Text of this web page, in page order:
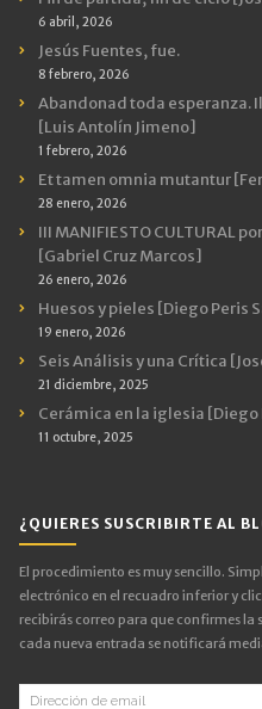
6 abril, 2026
Jesús Fuentes, fue.
8 febrero, 2026
Abandonad toda esperanza.
[Luis Antolín Jimeno]
1 febrero, 2026
Et tamen omnia mutantur
28 enero, 2026
III MANIFIESTO CULTURAL
[Gabriel Cruz Marcos]
26 enero, 2026
Huesos y pieles [Diego Peris
19 enero, 2026
Seis Análisis y una Crítica
21 diciembre, 2025
Cerámica en la iglesia [Diego
11 octubre, 2025
¿QUIERES SUSCRIBIRTE AL
El procedimiento es muy sencillo.
electrónico en el recuadro inferior y
recibirás correo para que confirmes la
cada nueva entrada se notificará
Dirección